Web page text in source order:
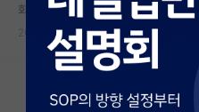
연구실&오픈랩
커뮤니티
커뮤니티 홈
화난 정약용
2024.09.11 16 5134